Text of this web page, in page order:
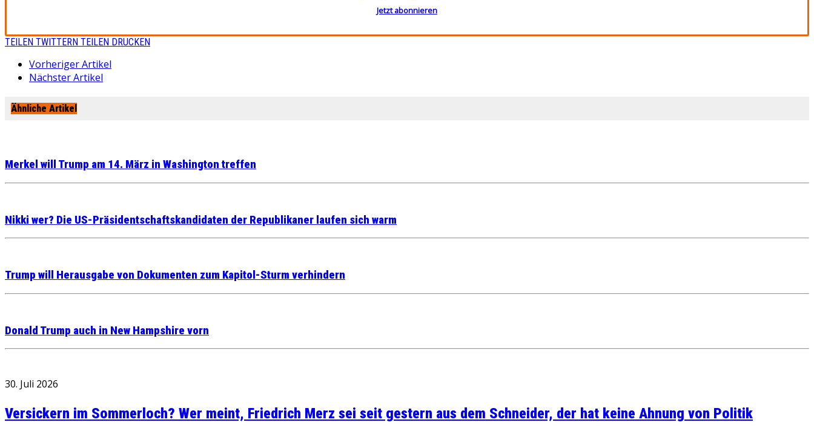
Jetzt abonnieren
TEILEN TWITTERN TEILEN DRUCKEN
Vorheriger Artikel
Nächster Artikel
Ähnliche Artikel
Merkel will Trump am 14. März in Washington treffen
Nikki wer? Die US-Präsidentschaftskandidaten der Republikaner laufen sich warm
Trump will Herausgabe von Dokumenten zum Kapitol-Sturm verhindern
Donald Trump auch in New Hampshire vorn
30. Juli 2026
Versickern im Sommerloch? Wer meint, Friedrich Merz sei seit gestern aus dem Schneider, der hat keine Ahnung von Politik